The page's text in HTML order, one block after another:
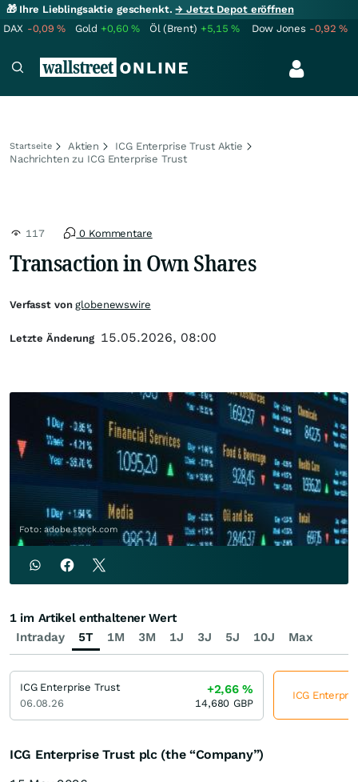
🎁 Ihre Lieblingsaktie geschenkt.→ Jetzt Depot eröffnen
DAX -0,09% Gold +0,60% Öl (Brent) +5,15% Dow Jones -0,92%
Startseite Aktien
ICG Enterprise Trust Aktie
Nachrichten zu ICG Enterprise Trust
117 0 Kommentare
Transaction in Own Shares
Foto: adobe.stock.com
ICG Enterprise Trust plc (the “Company”)
Verfasst vonglobenewswire
Letzte Änderung 15.05.2026, 08:00
Intraday 5T 1M 3M 1J 3J 5J 10J Max
1 im Artikel enthaltener Wert
ICG Enterprise Trust
06.08.26
+2,66%
14,680 GBP
ICG